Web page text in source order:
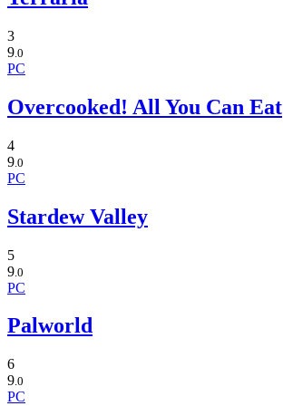
3
9 .0
PC
Overcooked! All You Can Eat
4
9 .0
PC
Stardew Valley
5
9 .0
PC
Palworld
6
9.0
PC